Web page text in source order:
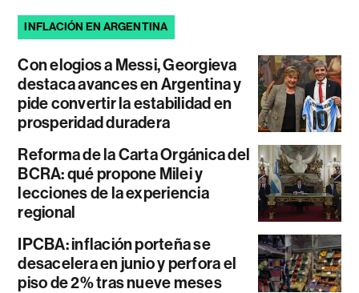
INFLACIÓN EN ARGENTINA
Con elogios a Messi, Georgieva
destaca avances en Argentina y
pide convertir la estabilidad en
prosperidad duradera
Reforma de la Carta Orgánica del
BCRA: qué propone Milei y
lecciones de la experiencia
regional
IPCBA: inflación porteña se
desacelera en junio y perfora el
piso de 2% tras nueve meses